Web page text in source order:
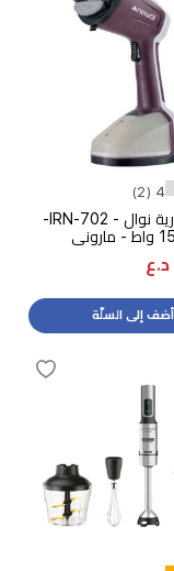
4 (2)
مكواة بخارية نوال - IRN-702-
أضف إلى السلّة